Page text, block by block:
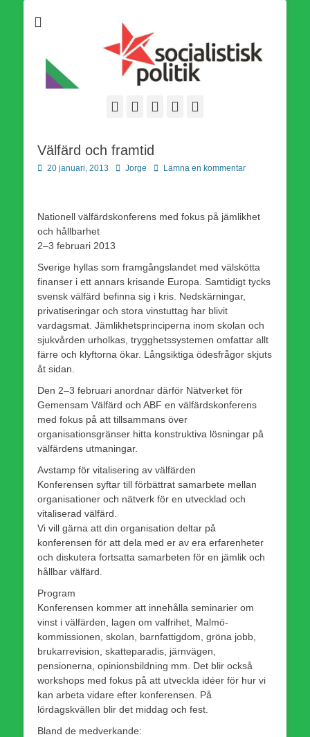
världsomfattande socialistiska Fjärde Internationalen och en viktig
tillgång i kampen för en socialistisk framtid!
FacebookWebbflöde
Instagram
Välfärd och framtid
Publicerad
20 januari, 2013 Författare
Jorge Lämna en kommentar
Nationell välfärdskonferens med fokus på jämlikhet
och hållbarhet
2–3 februari 2013
Sverige hyllas som framgångslandet med välskötta
finanser i ett annars krisande Europa. Samtidigt tycks
svensk välfärd befinna sig i kris. Nedskärningar,
privatiseringar och stora vinstuttag har blivit
vardagsmat. Jämlikhetsprinciperna inom skolan och
sjukvården urholkas, trygghetssystemen omfattar allt
färre och klyftorna ökar. Långsiktiga ödesfrågor skjuts
åt sidan.
Den 2–3 februari anordnar därför Nätverket för
Gemensam Välfärd och ABF en välfärdskonferens
med fokus på att tillsammans över
organisationsgränser hitta konstruktiva lösningar på
välfärdens utmaningar.
Avstamp för vitalisering av välfärden
Konferensen syftar till förbättrat samarbete mellan
organisationer och nätverk för en utvecklad och
vitaliserad välfärd.
Vi vill gärna att din organisation deltar på
konferensen för att dela med er av era erfarenheter
och diskutera fortsatta samarbeten för en jämlik och
hållbar välfärd.
Program
Konferensen kommer att innehålla seminarier om
vinst i välfärden, lagen om valfrihet, Malmö-
kommissionen, skolan, barnfattigdom, gröna jobb,
brukarrevision, skatteparadis, järnvägen,
pensionerna, opinionsbildning mm. Det blir också
workshops med fokus på att utveckla idéer för hur vi
kan arbeta vidare efter konferensen. På
lördagskvällen blir det middag och fest.
Bland de medverkande: